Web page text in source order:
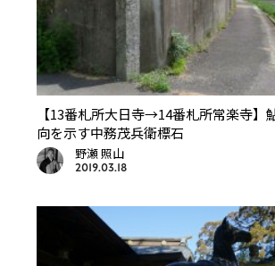
【13番札所大日寺→14番札所常楽寺】
向を示す中務茂兵衛標石
野瀬 照山
2019.03.18